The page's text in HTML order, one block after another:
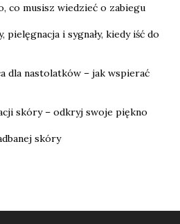
co musisz wiedzieć o zabiegu
i sygnały, kiedy iść do
dla nastolatków – jak wspierać
skóry – odkryj swoje piękno
skóry